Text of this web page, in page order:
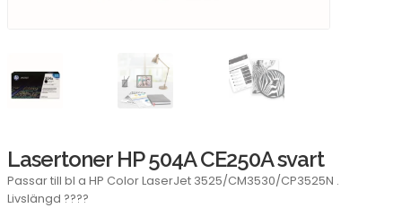
Lasertoner HP 504A CE250A svart
Passar till bl a HP Color LaserJet 3525/CM3530/CP3525N .
Livslängd ????